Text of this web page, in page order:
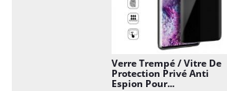
Verre Trempé / Vitre De
Protection Privé Anti
Espion Pour...